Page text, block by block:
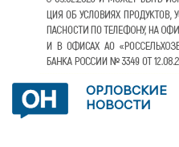
ОРЛОВСКИЕ
НОВОСТИ